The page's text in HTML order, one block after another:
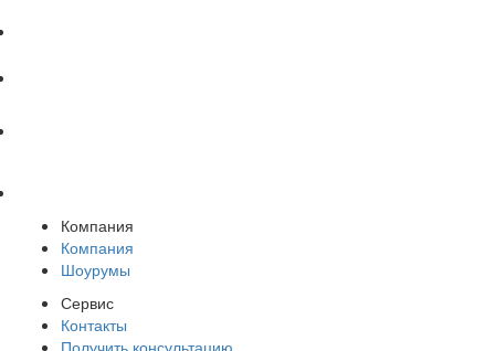
Компания
Компания
Шоурумы
Сервис
Контакты
Получить консультацию